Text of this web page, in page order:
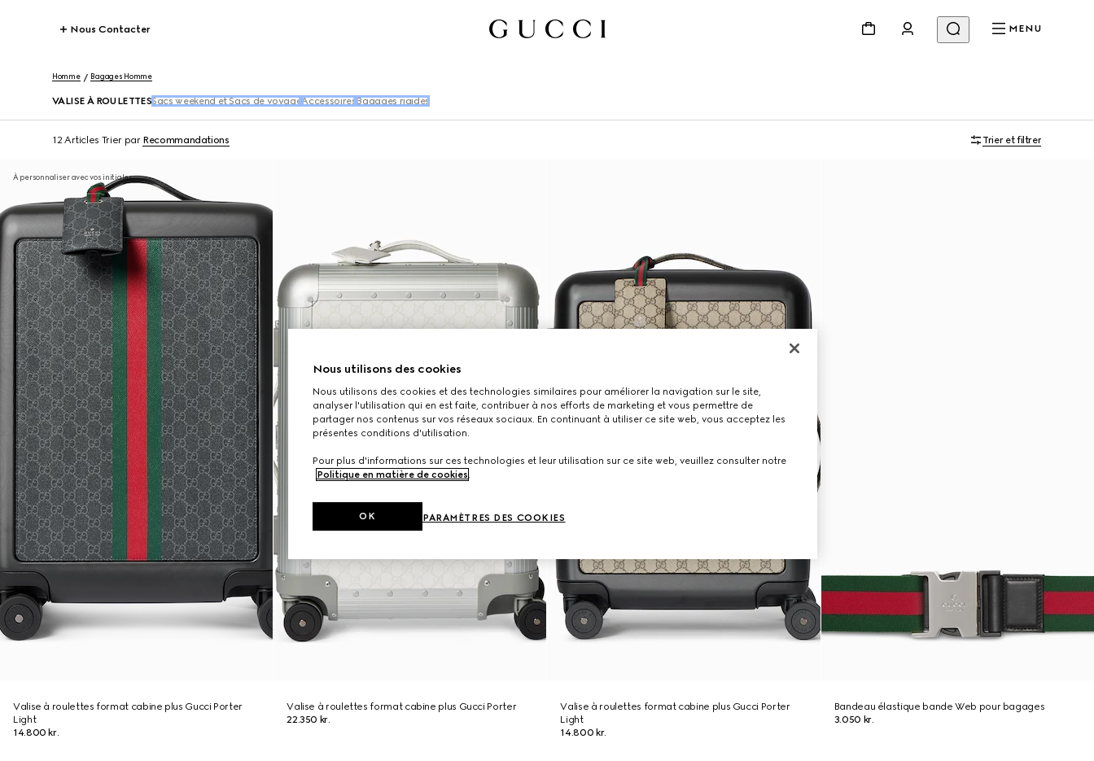
Nous Contacter MENU
Homme Bagages Homme
VALISE À ROULETTES Sacs weekend et Sacs de voyageAccessoires Bagages rigides
12 Articles Trier par Recommandations Trier et filtrer
À personnaliser avec vos initiales
Valise à roulettes format cabine plus Gucci Porter
Light
14.800 kr.
Valise à roulettes format cabine plus Gucci Porter
22.350 kr.
Valise à roulettes format cabine plus Gucci Porter
Light
14.800 kr.
Bandeau élastique bande Web pour bagages
3.050 kr.
Nous utilisons des cookies
Nous utilisons des cookies et des technologies similaires pour améliorer la navigation sur le site,
analyser l'utilisation qui en est faite, contribuer à nos efforts de marketing et vous permettre de
partager nos contenus sur vos réseaux sociaux. En continuant à utiliser ce site web, vous acceptez les
présentes conditions d'utilisation.
Pour plus d'informations sur ces technologies et leur utilisation sur ce site web, veuillez consulter notre
Politique en matière de cookies.
PARAMÈTRES DES COOKIES
OK